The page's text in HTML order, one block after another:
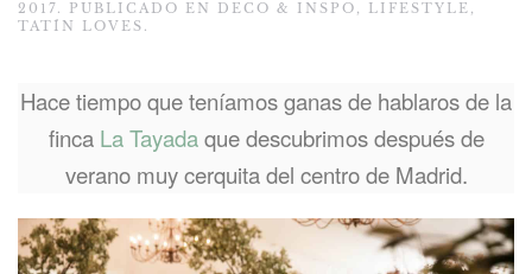
2017. PUBLICADO EN DECO & INSPO , LIFESTYLE ,
TATÍN LOVES .
Hace tiempo que teníamos ganas de hablaros de la
finca La Tayadaque descubrimos después de
verano muy cerquita del centro de Madrid.